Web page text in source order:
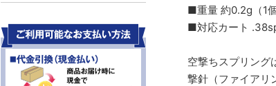
■重量 約0.2g（1個
■対応カート
空撃ちスプリング
撃針（ファイアリ